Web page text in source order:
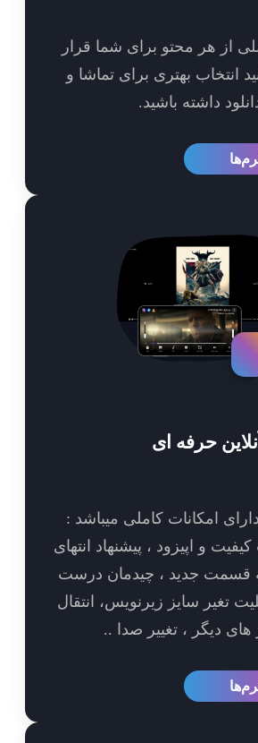
برای شما قرار
بهتری برای تماشا و
باشید.
ای
کاملی میباشد :
، پیشنهاد انتهای
، چیدمان درست
زیرنویس، انتقال
، تغییر صدا ..